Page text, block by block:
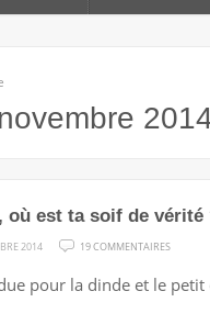
novembre
où est ta soif de vérité
2014 19 COMMENTAIRES
OÙ
pour la dinde et le